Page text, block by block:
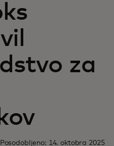
za
14. oktobra 2025